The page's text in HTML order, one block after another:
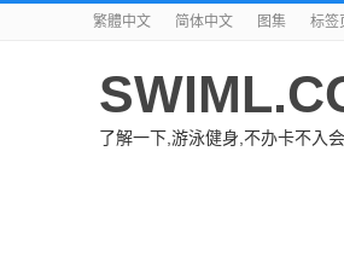
繁體中文 简体中文 图集 标签
了解一下,游泳健身,不办卡不入